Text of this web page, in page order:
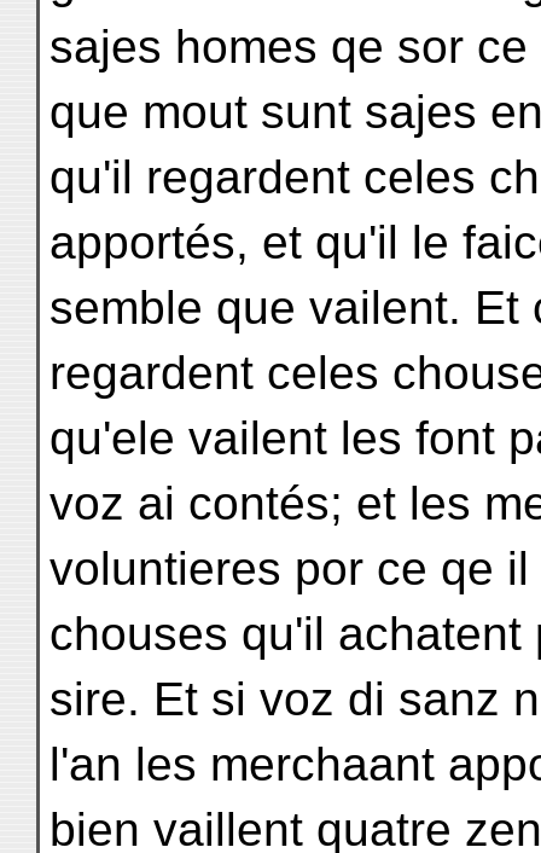
sajes homes qe sor
que mout sunt sajes
qu'il regardent celes
apportés, et qu'il le
semble que vailent.
regardent celes
qu'ele vailent les font
voz ai contés; et les
voluntieres por ce qe
chouses qu'il
sire. Et si voz di sanz
l'an les merchaant
bien vaillent quatre